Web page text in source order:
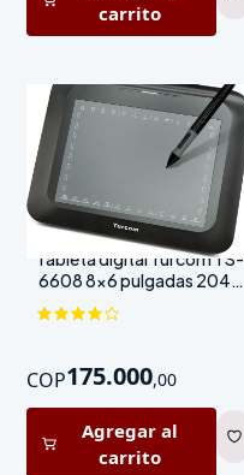
carrito
Tableta digital Turcom TS-
6608 8x6 pulgadas 2048
niveles presión
COP175.000,00
Agregar al
carrito